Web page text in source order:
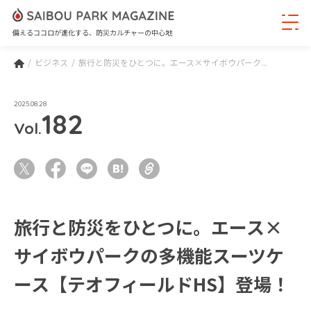
備えるココロが進化する、防災カルチャーの中心地
ビジネス 旅行と防災をひとつに。エース×サイボウパーク...
2025.08.28
Vol.182
旅行と防災をひとつに。エース×
サイボウパークの多機能スーツケ
ース【テオフィールドHS】登場！